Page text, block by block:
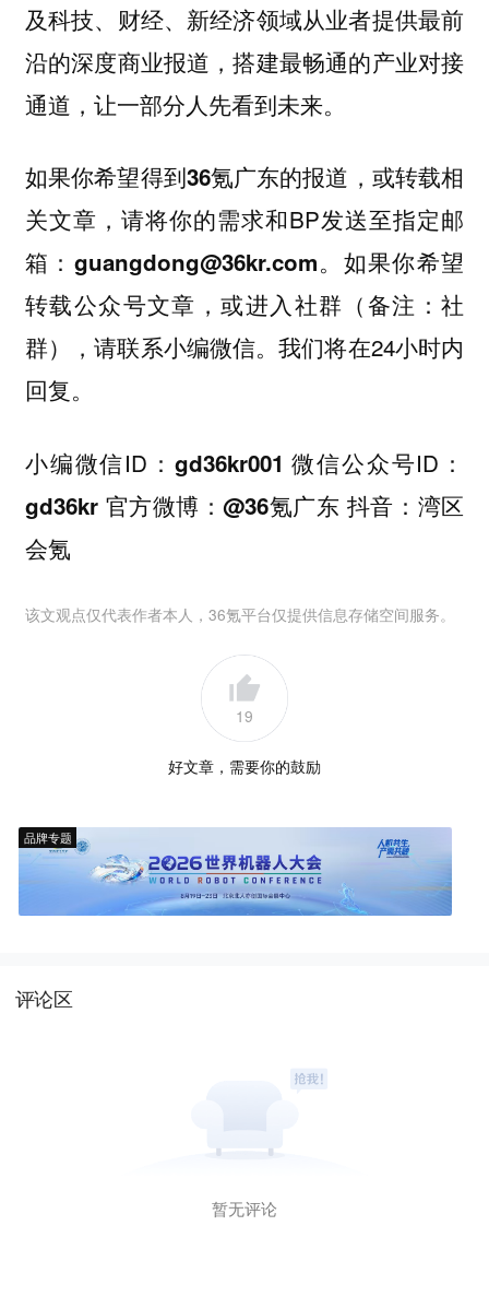
及科技、财经、新经济领域从业者提供最前
沿的深度商业报道，搭建最畅通的产业对接
通道，让一部分人先看到未来。
如果你希望得到36氪广东的报道，或转载相
关文章 ，请将你的需求和BP发送至指定邮
箱： guangdong@36kr.com。如果你希望
转载公众号文章，或进入社群（备注：社
群），请联系小编微信。我们将在24小时内
回复。
小编微信ID： gd36kr001微信公众号ID：
gd36kr 官方微博：@36氪广东 抖音： 湾区
会氪
该文观点仅代表作者本人，36氪平台仅提供信息存储空间服务。
19
好文章，需要你的鼓励
品牌专题
评论区
暂无评论